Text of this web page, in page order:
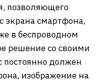
позволяющего
экрана смартфона,
в беспроводном
решение со своими
постоянно должен
изображение на